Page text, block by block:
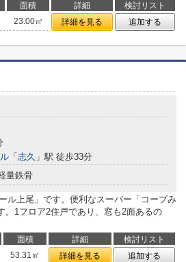
面積 詳細
検討リスト
23.00㎡ 詳細を見る 追加する
「 志久 」駅 徒歩33分
量鉄骨
ル上尾」です。便利なスーパー「コープみ
。1フロア2住戸であり、窓も2面あるの
面積 詳細
検討リスト
53.31㎡ 詳細を見る 追加する